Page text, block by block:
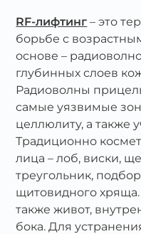
RF-лифтинг – это
борьбе с
основе –
глубинных слоев
Радиоволны
самые уязвимые
целлюлиту, а также
Традиционно
лица – лоб, виски,
треугольник,
щитовидного
также живот,
бока. Для